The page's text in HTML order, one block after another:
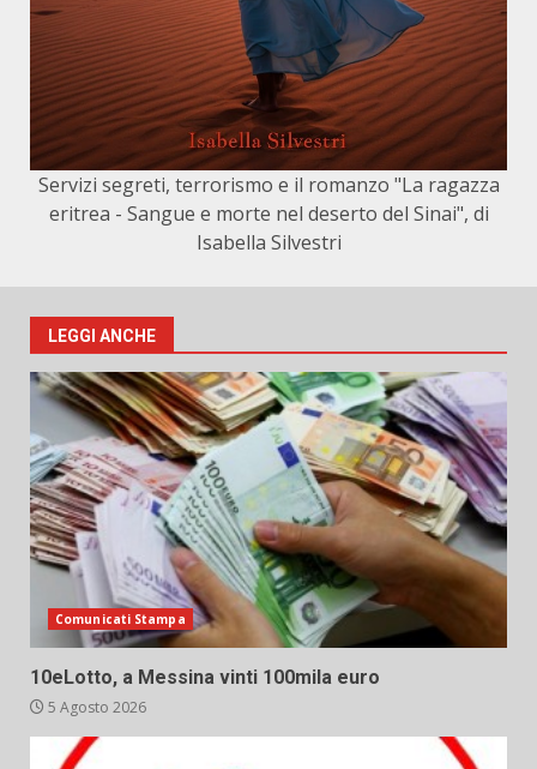
Servizi segreti, terrorismo e il romanzo "La ragazza
eritrea - Sangue e morte nel deserto del Sinai", di
Isabella Silvestri
LEGGI ANCHE
Comunicati Stampa
10eLotto, a Messina vinti 100mila euro
5 Agosto 2026